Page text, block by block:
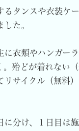
るタンスや衣装ケ
た。
に衣類やハンガー
。殆どが着れない
リサイクル（無料
に分け、１日目は